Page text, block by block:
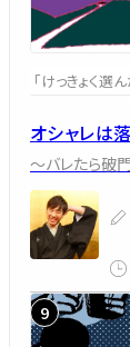
「けっきょく
オシャレは
～バレたら破